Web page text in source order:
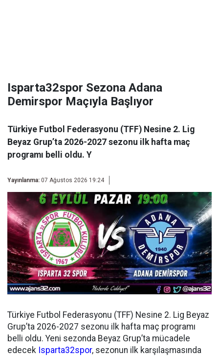
Isparta32spor Sezona Adana
Demirspor Maçıyla Başlıyor
Türkiye Futbol Federasyonu (TFF) Nesine 2. Lig
Beyaz Grup’ta 2026-2027 sezonu ilk hafta maç
programı belli oldu. Y
Yayınlanma: 07 Ağustos 2026 19:24
Türkiye Futbol Federasyonu (TFF) Nesine 2. Lig Beyaz
Grup’ta 2026-2027 sezonu ilk hafta maç programı
belli oldu. Yeni sezonda Beyaz Grup’ta mücadele
edecek Isparta32spor, sezonun ilk karşılaşmasında